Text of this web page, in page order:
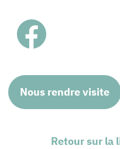
Nous rendre visite
Retour sur la